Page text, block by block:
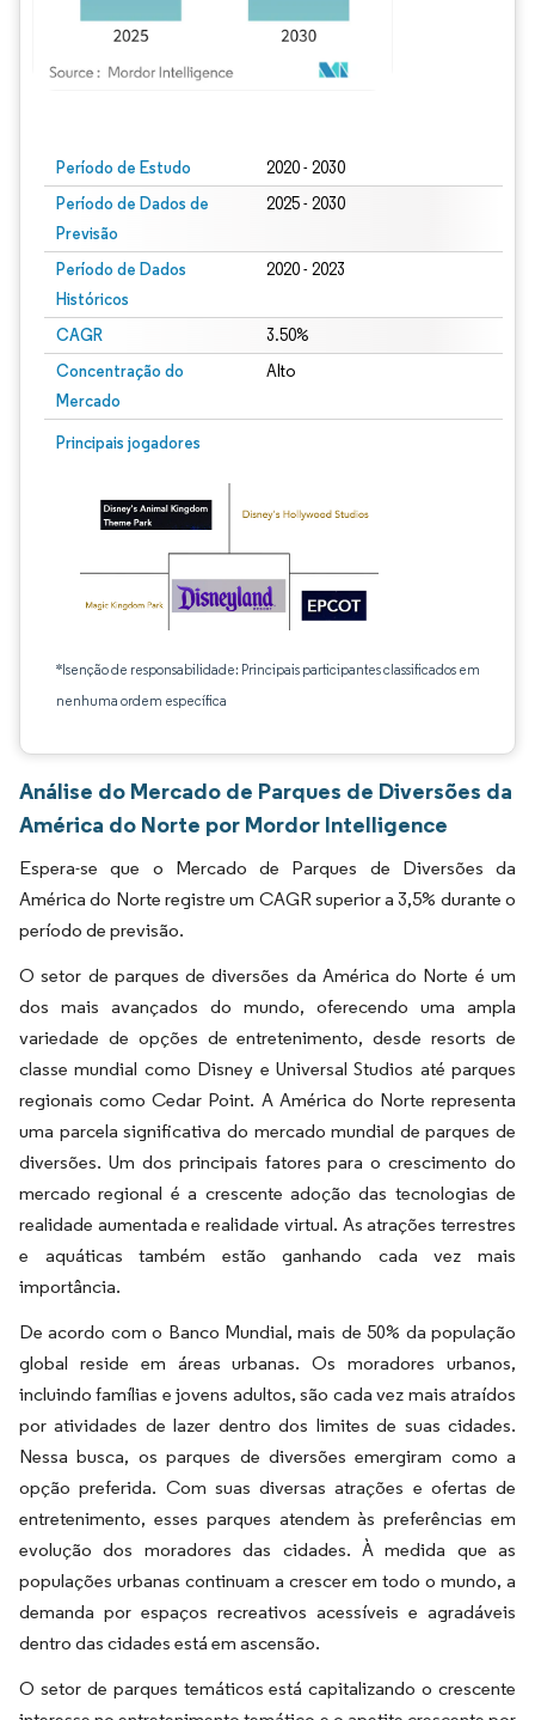
Período de Estudo 2020 - 2030
Período de Dados de
Previsão
2025 - 2030
Período de Dados
Históricos
2020 - 2023
CAGR 3.50%
Concentração do
Mercado
Alto
Principais jogadores
*Isenção de responsabilidade: Principais participantes classificados em
nenhuma ordem específica
Análise do Mercado de Parques de Diversões da
América do Norte por Mordor Intelligence
Espera-se que o Mercado de Parques de Diversões da
América do Norte registre um CAGR superior a 3,5% durante o
período de previsão.
O setor de parques de diversões da América do Norte é um
dos mais avançados do mundo, oferecendo uma ampla
variedade de opções de entretenimento, desde resorts de
classe mundial como Disney e Universal Studios até parques
regionais como Cedar Point. A América do Norte representa
uma parcela significativa do mercado mundial de parques de
diversões. Um dos principais fatores para o crescimento do
mercado regional é a crescente adoção das tecnologias de
realidade aumentada e realidade virtual. As atrações terrestres
e aquáticas também estão ganhando cada vez mais
importância.
De acordo com o Banco Mundial, mais de 50% da população
global reside em áreas urbanas. Os moradores urbanos,
incluindo famílias e jovens adultos, são cada vez mais atraídos
por atividades de lazer dentro dos limites de suas cidades.
Nessa busca, os parques de diversões emergiram como a
opção preferida. Com suas diversas atrações e ofertas de
entretenimento, esses parques atendem às preferências em
evolução dos moradores das cidades. À medida que as
populações urbanas continuam a crescer em todo o mundo, a
demanda por espaços recreativos acessíveis e agradáveis
dentro das cidades está em ascensão.
O setor de parques temáticos está capitalizando o crescente